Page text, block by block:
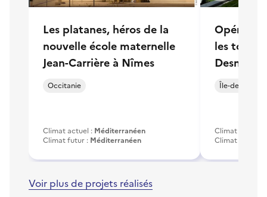
Les platanes, héros de la
nouvelle école maternelle
Jean-Carrière à Nîmes
Occitanie
Climat actuel : Méditerranéen
Climat futur : Méditerranéen
les
Île-de-France
Climat actuel :
Climat futur :
Voir plus de projets réalisés